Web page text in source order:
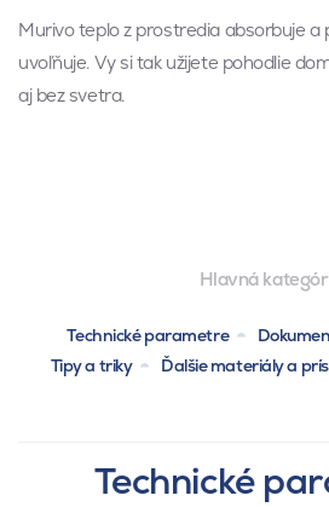
Murivo teplo z prostredia absorbuje a
uvoľňuje. Vy si tak užijete pohodlie
aj bez svetra.
Hlavná
Technické parametre
Tipy a triky
Ďalšie materiály a
Technické